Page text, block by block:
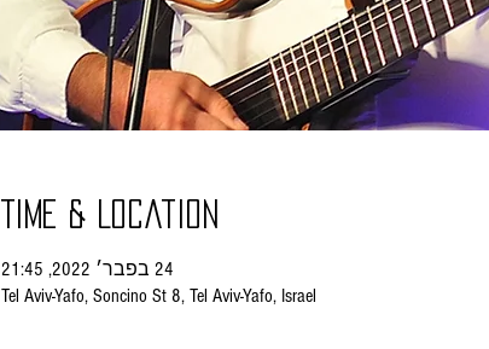
Time & Location
24 בפבר׳ 2022, 21:45
Tel Aviv-Yafo, Soncino St 8, Tel Aviv-Yafo, Israel